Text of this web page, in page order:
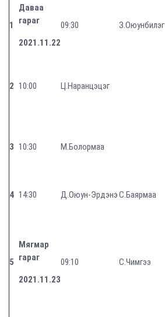
1
Даваа
гараг
2021.11.22
09:30 З.Оюунбилэг
2 10:00 Ц.Наранцэцэг
3 10:30 М.Болормаа
4 14:30 Д.Оюун-ЭрдэнэС.Баярмаа
5
Мягмар
гараг
2021.11.23
09:10 С.Чимгээ